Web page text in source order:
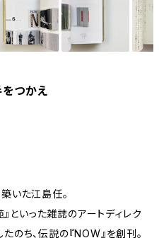
をつかえ
いた江島任。
』といった雑誌のアートディレク
のち、伝説の『NOW』を創刊。